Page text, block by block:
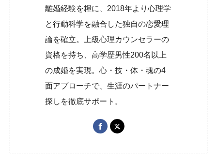
離婚経験を糧に、2018年より心理学
と行動科学を融合した独自の恋愛理
論を確立。上級心理カウンセラーの
資格を持ち、高学歴男性200名以上
の成婚を実現。心・技・体・魂の4
面アプローチで、生涯のパートナー
探しを徹底サポート。